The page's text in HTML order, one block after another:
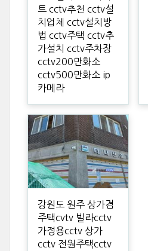
트 cctv추천 cctv설
치업체 cctv설치방
법 cctv주택 cctv추
가설치 cctv주차장
cctv200만화소
cctv500만화소 ip
카메라
강원도 원주 상가겸
주택cvtv 빌라cctv
가정용cctv 상가
cctv 전원주택cctv